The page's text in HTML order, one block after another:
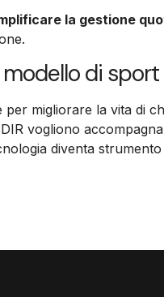
la gestione
di
migliorare la vita di
vogliono
diventa